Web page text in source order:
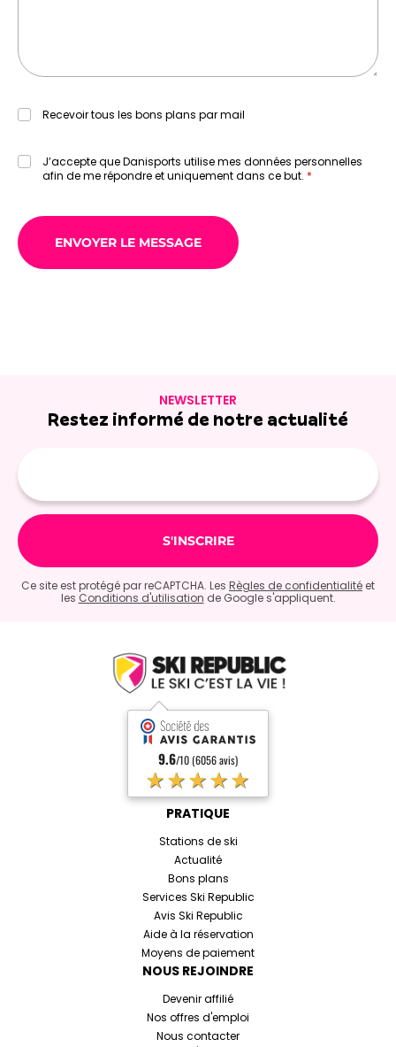
Recevoir tous les bons plans par mail
J’accepte que Danisports utilise mes données personnelles
afin de me répondre et uniquement dans ce but.
NEWSLETTER
Restez informé de notre actualité
mail
Ce site est protégé par reCAPTCHA. Les Règles de confidentialité et
les Conditions d'utilisation de Google s'appliquent.
9.6/10 (6056 avis)
★★★★★
PRATIQUE
Stations de ski
Actualité
Bons plans
Services Ski Republic
Avis Ski Republic
Aide à la réservation
Moyens de paiement
NOUS REJOINDRE
Devenir affilié
Nos offres d'emploi
Nous contacter